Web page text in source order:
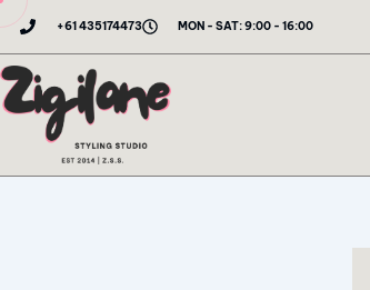
Skip
content
+61 435174473 MON - SAT: 9:00 - 16:00